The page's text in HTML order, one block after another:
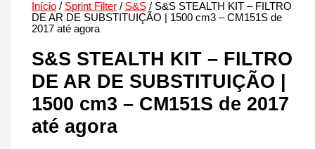
Início / Sprint Filter / S&S / S&S STEALTH KIT – FILTRO
DE AR DE SUBSTITUIÇÃO | 1500 cm3 – CM151S de
2017 até agora
S&S STEALTH KIT – FILTRO
DE AR DE SUBSTITUIÇÃO |
1500 cm3 – CM151S de 2017
até agora